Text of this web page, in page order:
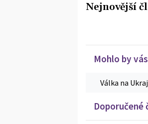
Nejnovější
Mohlo by
Válka na
Doporučené